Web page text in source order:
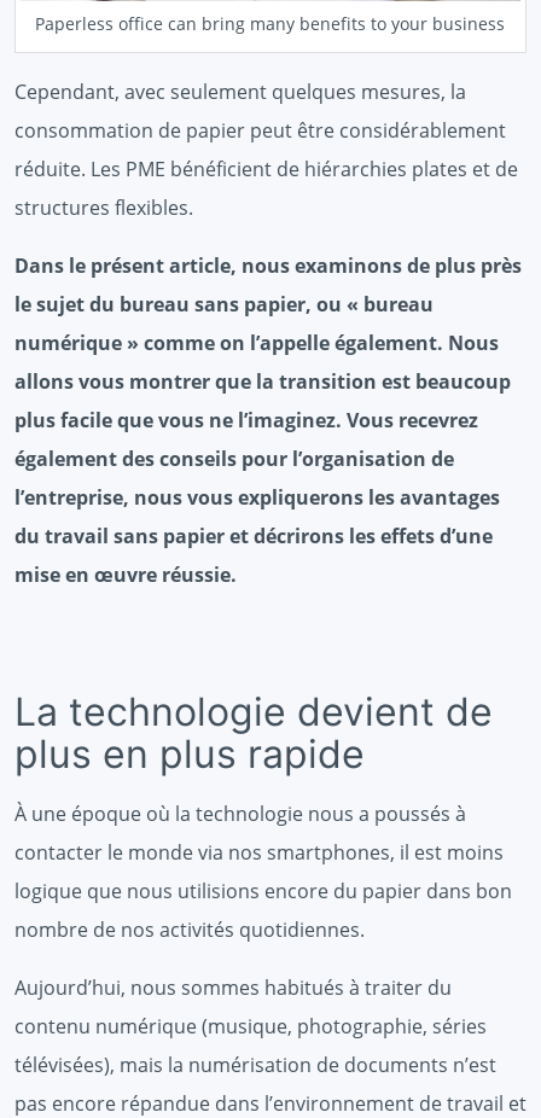
Paperless office can bring many benefits to your business
Cependant, avec seulement quelques mesures, la
consommation de papier peut être considérablement
réduite. Les PME bénéficient de hiérarchies plates et de
structures flexibles.
Dans le présent article, nous examinons de plus près
le sujet du bureau sans papier, ou « bureau
numérique » comme on l’appelle également. Nous
allons vous montrer que la transition est beaucoup
plus facile que vous ne l’imaginez. Vous recevrez
également des conseils pour l’organisation de
l’entreprise, nous vous expliquerons les avantages
du travail sans papier et décrirons les effets d’une
mise en œuvre réussie.
La technologie devient de
plus en plus rapide
À une époque où la technologie nous a poussés à
contacter le monde via nos smartphones, il est moins
logique que nous utilisions encore du papier dans bon
nombre de nos activités quotidiennes.
Aujourd’hui, nous sommes habitués à traiter du
contenu numérique (musique, photographie, séries
télévisées), mais la numérisation de documents n’est
pas encore répandue dans l’environnement de travail et